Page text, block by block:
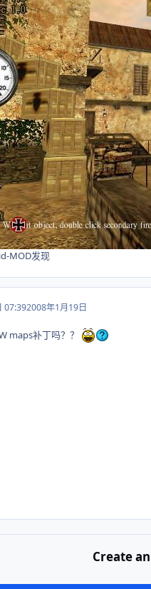
MOD发现
07:392008年1月19日
maps补丁吗？？
Create